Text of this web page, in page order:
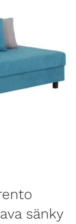
sänky